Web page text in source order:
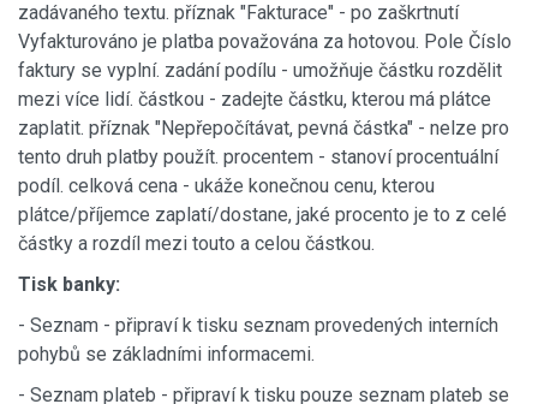
zadávaného textu. příznak "Fakturace" - po zaškrtnutí
Vyfakturováno je platba považována za hotovou. Pole Číslo
faktury se vyplní. zadání podílu - umožňuje částku rozdělit
mezi více lidí. částkou - zadejte částku, kterou má plátce
zaplatit. příznak "Nepřepočítávat, pevná částka" - nelze pro
tento druh platby použít. procentem - stanoví procentuální
podíl. celková cena - ukáže konečnou cenu, kterou
plátce/příjemce zaplatí/dostane, jaké procento je to z celé
částky a rozdíl mezi touto a celou částkou.
Tisk banky:
- Seznam - připraví k tisku seznam provedených interních
pohybů se základními informacemi.
- Seznam plateb - připraví k tisku pouze seznam plateb se